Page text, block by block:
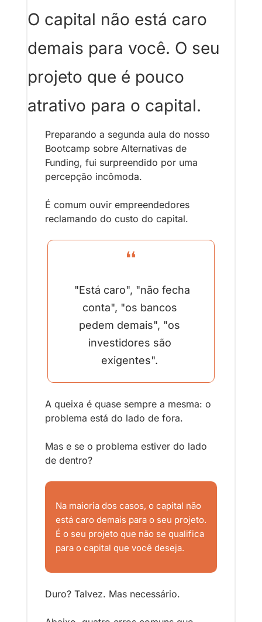
O capital não está caro
demais para você. O seu
projeto que é pouco
atrativo para o capital.
Preparando a segunda aula do nosso
Bootcamp sobre Alternativas de
Funding, fui surpreendido por uma
percepção incômoda.
É comum ouvir empreendedores
reclamando do custo do capital.
❝
conta", "os bancos
pedem demais", "os
investidores são
exigentes".
A queixa é quase sempre a mesma: o
problema está do lado de fora.
Mas e se o problema estiver do lado
de dentro?
Na maioria dos casos, o capital não
está caro demais para o seu projeto.
É o seu projeto que não se qualifica
para o capital que você deseja.
Duro? Talvez. Mas necessário.